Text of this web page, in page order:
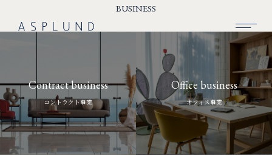
SUSTAINABILITY
COMPANY
RECRUIT
BUSINESS
Contract business
コントラクト事業
Office business
オフィス事業